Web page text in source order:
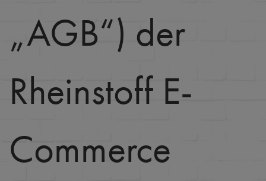
„AGB“) der
Rheinstoff E-
Commerce